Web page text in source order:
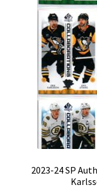
2023-24 SP